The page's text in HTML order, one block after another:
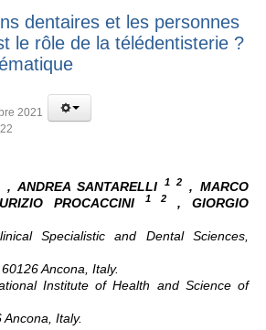
dentaires et les personnes
le rôle de la télédentisterie ?
2021
, ANDREA SANTARELLI1 2
, MARCO
PROCACCINI 1 2
, GIORGIO
Specialistic and Dental Sciences,
Ancona, Italy.
Institute of Health and Science of
Italy.